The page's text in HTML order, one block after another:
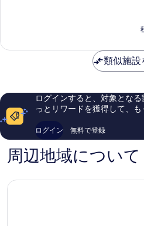
バ
ラ
ル
ラ
プ
レ
ク
素
い、
コ
ミ
件
の
コ
類似施設
ログインすると、対象とな
っとリワードを獲得して、
ログイン 無料で登録
周辺地域について